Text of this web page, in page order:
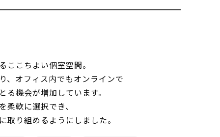
ここちよい個室空間。
、オフィス内でもオンラインで
る機会が増加しています。
柔軟に選択でき、
取り組めるようにしました。